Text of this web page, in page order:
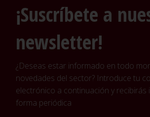
¡Suscríbete a
newsletter!
¿Deseas estar informado en todo
novedades del sector? Introduce tu
electrónico a continuación y recibirás
forma periódica